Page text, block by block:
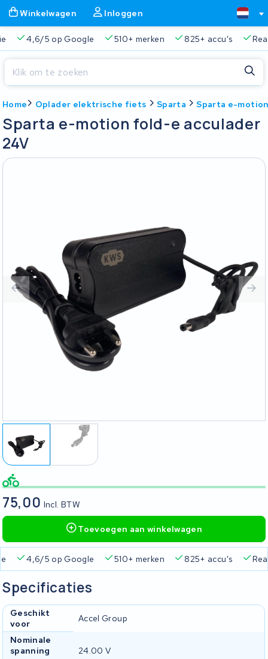
Winkelwagen Inloggen
4,6/5 op Google 510+ merken 825+ accu's
Home Oplader elektrische fiets Sparta Sparta e-
Sparta e-motion fold-e acculader
24V
75,00 Incl. BTW
Toevoegen aan winkelwagen
4,6/5 op Google 510+ merken 825+ accu's
Specificaties
Geschikt
voor
Accel Group
Nominale
spanning
24.00 V
Winkelwagen
Sluiten
Begin te typen in de zoekbalk om te zoeken